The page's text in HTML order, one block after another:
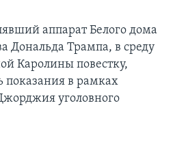
аппарат Белого дома
Дональда Трампа, в среду
Каролины повестку,
показания в рамках
уголовного